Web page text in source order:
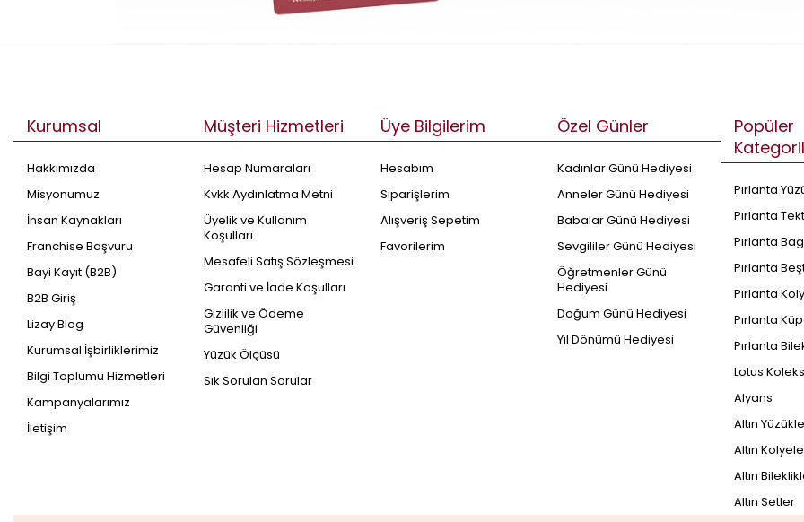
Kurumsal
Hakkımızda
Misyonumuz
İnsan Kaynakları
Franchise Başvuru
Bayi Kayıt (B2B)
B2B Giriş
Lizay Blog
Kurumsal İşbirliklerimiz
Bilgi Toplumu Hizmetleri
Kampanyalarımız
İletişim
Müşteri Hizmetleri
Hesap Numaraları
Kvkk Aydınlatma Metni
Üyelik ve Kullanım
Koşulları
Mesafeli Satış Sözleşmesi
Garanti ve İade Koşulları
Gizlilik ve Ödeme
Güvenliği
Yüzük Ölçüsü
Sık Sorulan Sorular
Üye Bilgilerim
Hesabım
Siparişlerim
Alışveriş Sepetim
Favorilerim
Özel Günler
Kadınlar Günü Hediyesi
Anneler Günü Hediyesi
Babalar Günü Hediyesi
Sevgililer Günü Hediyesi
Öğretmenler Günü
Hediyesi
Doğum Günü Hediyesi
Yıl Dönümü Hediyesi
Popüler
Pırlanta
Pırlanta
Pırlanta
Pırlanta
Pırlanta
Pırlanta
Pırlanta
Lotus
Alyans
Altın
Altın
Altın
Altın Setler